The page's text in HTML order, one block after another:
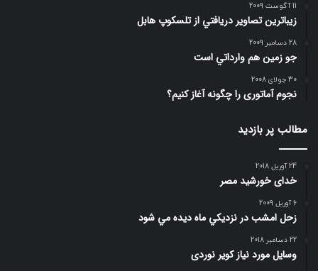
11 آگوست 2009
زيباترين تصاوير دريافتي از تلسكوپ هابل
28 دسامبر 2009
جو زمين هم وارداتي است
30 جولای 2008
نجوم آماتوری را چگونه آغاز کنیم؟
مطالب پر بازدید
24 آوریل 2018
خدای خورشید مصر
6 آوریل 2009
زحل امشب در نزديكي ماه ديده مي شود
22 دسامبر 2018
وسایل مورد نیاز کویر نوردی